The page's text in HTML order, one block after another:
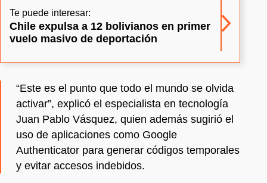
Te puede interesar:
Chile expulsa a 12 bolivianos en primer
vuelo masivo de deportación
“Este es el punto que todo el mundo se olvida
activar”, explicó el especialista en tecnología
Juan Pablo Vásquez, quien además sugirió el
uso de aplicaciones como Google
Authenticator para generar códigos temporales
y evitar accesos indebidos.